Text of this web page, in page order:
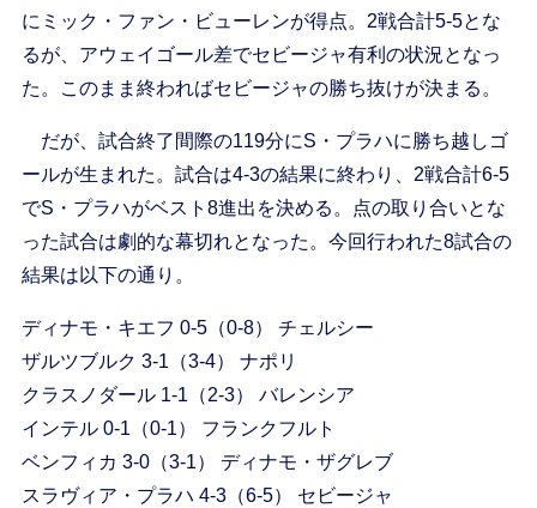
にミック・ファン・ビューレンが得点。2戦合計5-5とな
るが、アウェイゴール差でセビージャ有利の状況となっ
た。このまま終わればセビージャの勝ち抜けが決まる。
だが、試合終了間際の119分にS・プラハに勝ち越しゴ
ールが生まれた。試合は4-3の結果に終わり、2戦合計6-5
でS・プラハがベスト8進出を決める。点の取り合いとな
った試合は劇的な幕切れとなった。今回行われた8試合の
結果は以下の通り。
ディナモ・キエフ 0-5（0-8） チェルシー
ザルツブルク 3-1（3-4） ナポリ
クラスノダール 1-1（2-3） バレンシア
インテル 0-1（0-1） フランクフルト
ベンフィカ 3-0（3-1） ディナモ・ザグレブ
スラヴィア・プラハ 4-3（6-5） セビージャ